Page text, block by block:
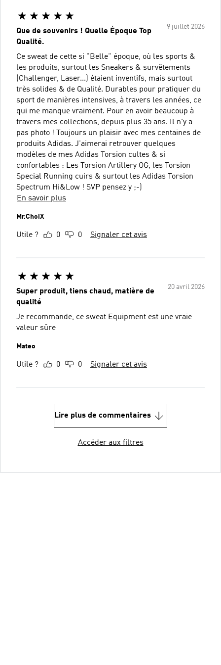
9 juillet 2026
Que de souvenirs ! Quelle Époque Top
Qualité.
Ce sweat de cette si "Belle" époque, où les sports &
les produits, surtout les Sneakers & survêtements
(Challenger, Laser...) étaient inventifs, mais surtout
très solides & de Qualité. Durables pour pratiquer du
sport de manières intensives, à travers les années, ce
qui me manque vraiment. Pour en avoir beaucoup à
travers mes collections, depuis plus 35 ans. Il n'y a
pas photo ! Toujours un plaisir avec mes centaines de
produits Adidas. J'aimerai retrouver quelques
modèles de mes Adidas Torsion cultes & si
confortables : Les Torsion Artillery OG, les Torsion
Special Running cuirs & surtout les Adidas Torsion
Spectrum Hi&Low ! SVP pensez y ;-)
En savoir plus
Mr.ChoiX
Utile ? 0 0 Signaler cet avis
20 avril 2026
Super produit, tiens chaud, matière de
qualité
Je recommande, ce sweat Equipment est une vraie
valeur sûre
Mateo
Utile ? 0 0 Signaler cet avis
Lire plus de commentaires
Accéder aux filtres